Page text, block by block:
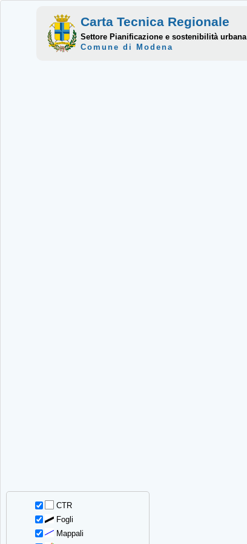
CTR
Fogli
Mappali
Carta Tecnica Regionale
Settore Pianificazione e sostenibilità urbana
Comune di Modena